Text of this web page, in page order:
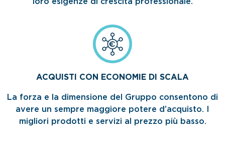
ACQUISTI CON ECONOMIE DI SCALA
La forza e la dimensione del Gruppo consentono di
avere un sempre maggiore potere d’acquisto. I
migliori prodotti e servizi al prezzo più basso.